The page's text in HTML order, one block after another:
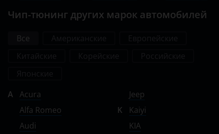
Чип-тюнинг других марок автомобилей
Все
A
Acura
Alfa Romeo
Audi
Jeep
K
Kaiyi
KIA